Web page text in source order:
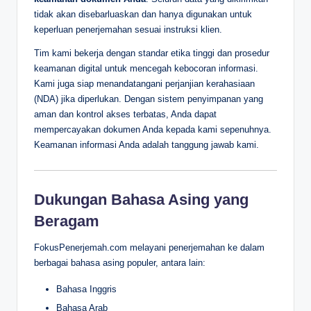
tidak akan disebarluaskan dan hanya digunakan untuk
keperluan penerjemahan sesuai instruksi klien.
Tim kami bekerja dengan standar etika tinggi dan prosedur
keamanan digital untuk mencegah kebocoran informasi.
Kami juga siap menandatangani perjanjian kerahasiaan
(NDA) jika diperlukan. Dengan sistem penyimpanan yang
aman dan kontrol akses terbatas, Anda dapat
mempercayakan dokumen Anda kepada kami sepenuhnya.
Keamanan informasi Anda adalah tanggung jawab kami.
Dukungan Bahasa Asing yang
Beragam
FokusPenerjemah.com melayani penerjemahan ke dalam
berbagai bahasa asing populer, antara lain:
Bahasa Inggris
Bahasa Arab